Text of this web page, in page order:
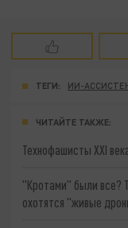
ТЕГИ: ИИ-
ЧИТАЙТЕ ТАКЖЕ:
Технофашисты XXI
"Кротами" были все?
охотятся "живые